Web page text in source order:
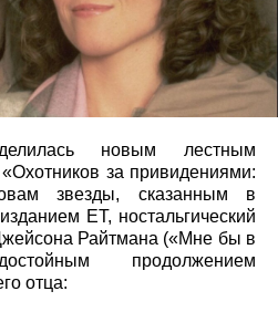
новым лестным
за привидениями:
звезды, сказанным в
ET, ностальгический
Райтмана («Мне бы в
продолжением
отца: